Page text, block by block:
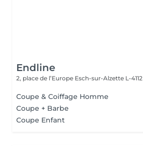
Endline
2, place de l’Europe Esch-sur-Alzette L-4112
Coupe & Coiffage Homme
Coupe + Barbe
Coupe Enfant